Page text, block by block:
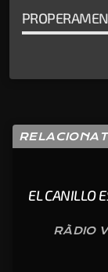
EL CANILLO
RÀDIO